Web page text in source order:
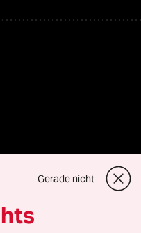
Gerade nicht